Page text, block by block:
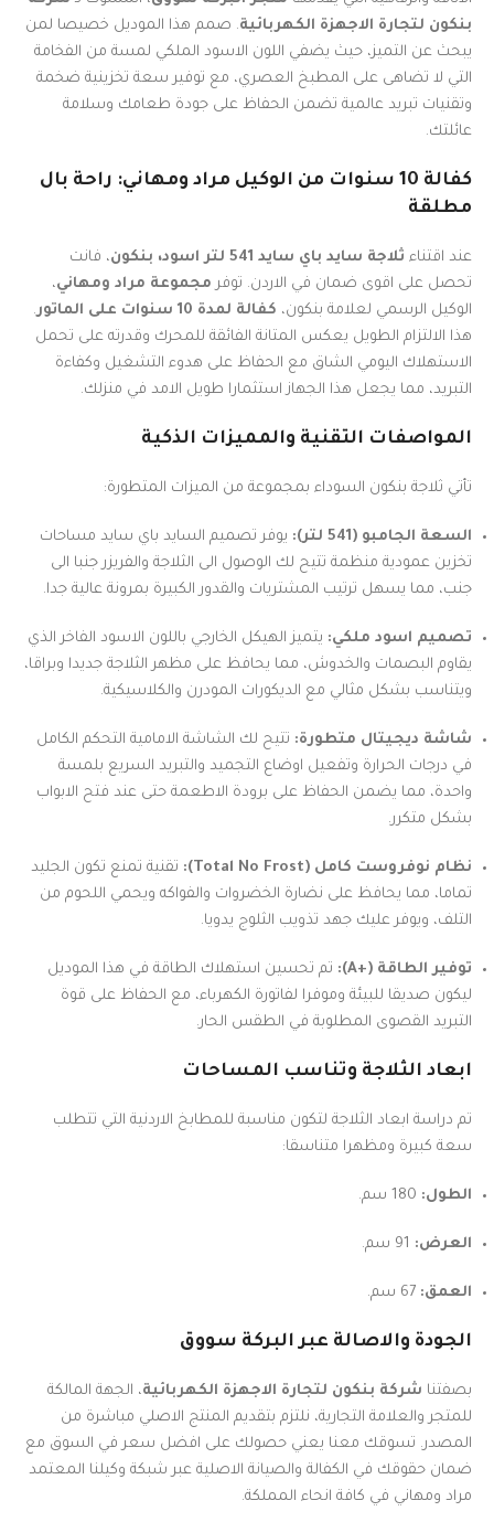
بنكون لتجارة الاجهزة الكهربائية. صمم هذا الموديل خصيصا لمن
يبحث عن التميز، حيث يضفي اللون الاسود الملكي لمسة من الفخامة
التي لا تضاهى على المطبخ العصري، مع توفير سعة تخزينية ضخمة
وتقنيات تبريد عالمية تضمن الحفاظ على جودة طعامك وسلامة
عائلتك.
كفالة 10 سنوات من الوكيل مراد ومهاني: راحة بال
مطلقة
عند اقتناء ثلاجة سايد باي سايد 541 لتر اسود، بنكون
، فانت
تحصل على اقوى ضمان في الاردن. توفر مجموعة مراد ومهاني،
الوكيل الرسمي لعلامة بنكون، كفالة لمدة 10 سنوات على الماتور
.
هذا الالتزام الطويل يعكس المتانة الفائقة للمحرك وقدرته على تحمل
الاستهلاك اليومي الشاق مع الحفاظ على هدوء التشغيل وكفاءة
التبريد، مما يجعل هذا الجهاز استثمارا طويل الامد في منزلك.
المواصفات التقنية والمميزات الذكية
تأتي ثلاجة بنكون السوداء بمجموعة من الميزات المتطورة:
السعة الجامبو (541 لتر):
يوفر تصميم السايد باي سايد مساحات
تخزين عمودية منظمة تتيح لك الوصول الى الثلاجة والفريزر جنبا الى
جنب، مما يسهل ترتيب المشتريات والقدور الكبيرة بمرونة عالية جدا.
تصميم اسود ملكي: يتميز الهيكل الخارجي باللون الاسود الفاخر الذي
يقاوم البصمات والخدوش، مما يحافظ على مظهر الثلاجة جديدا وبراقا،
ويتناسب بشكل مثالي مع الديكورات المودرن والكلاسيكية.
شاشة ديجيتال متطورة: تتيح لك الشاشة الامامية التحكم الكامل
في درجات الحرارة وتفعيل اوضاع التجميد والتبريد السريع بلمسة
واحدة، مما يضمن الحفاظ على برودة الاطعمة حتى عند فتح الابواب
بشكل متكرر.
نظام نوفروست كامل (Total No Frost):
تقنية تمنع تكون الجليد
تماما، مما يحافظ على نضارة الخضروات والفواكه ويحمي اللحوم من
التلف، ويوفر عليك جهد تذويب الثلوج يدويا.
توفير الطاقة (+A):
تم تحسين استهلاك الطاقة في هذا الموديل
ليكون صديقا للبيئة وموفرا لفاتورة الكهرباء، مع الحفاظ على قوة
التبريد القصوى المطلوبة في الطقس الحار.
ابعاد الثلاجة وتناسب المساحات
تم دراسة ابعاد الثلاجة لتكون مناسبة للمطابخ الاردنية التي تتطلب
سعة كبيرة ومظهرا متناسقا:
الطول:
العرض:
العمق:
الجودة والاصالة عبر البركة سووق
بصفتنا شركة بنكون لتجارة الاجهزة الكهربائية، الجهة المالكة
للمتجر والعلامة التجارية، نلتزم بتقديم المنتج الاصلي مباشرة من
المصدر. تسوقك معنا يعني حصولك على افضل سعر في السوق مع
ضمان حقوقك في الكفالة والصيانة الاصلية عبر شبكة وكيلنا المعتمد
مراد ومهاني في كافة انحاء المملكة.